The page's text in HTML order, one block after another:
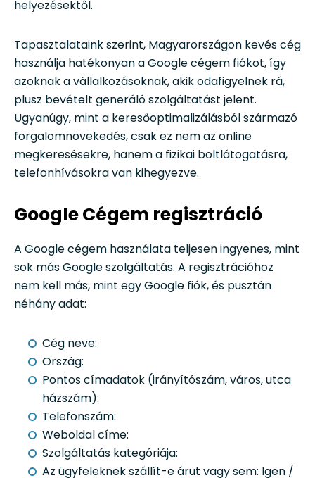
helyezésektől.
Tapasztalataink szerint, Magyarországon kevés cég
használja hatékonyan a Google cégem fiókot, így
azoknak a vállalkozásoknak, akik odafigyelnek rá,
plusz bevételt generáló szolgáltatást jelent.
Ugyanúgy, mint a keresőoptimalizálásból származó
forgalomnövekedés, csak ez nem az online
megkeresésekre, hanem a fizikai boltlátogatásra,
telefonhívásokra van kihegyezve.
Google Cégem regisztráció
A Google cégem használata teljesen ingyenes, mint
sok más Google szolgáltatás. A regisztrációhoz
nem kell más, mint egy Google fiók, és pusztán
néhány adat:
Cég neve:
Ország:
Pontos címadatok (irányítószám, város, utca
házszám):
Telefonszám:
Weboldal címe:
Szolgáltatás kategóriája:
Az ügyfeleknek szállít-e árut vagy sem: Igen /